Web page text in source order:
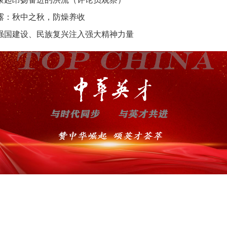
：秋中之秋，防燥养收
国建设、民族复兴注入强大精神力量